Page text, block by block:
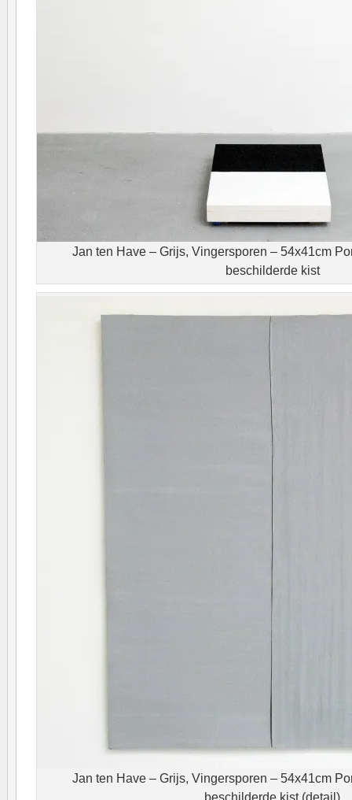
Jan ten Have – Grijs, Vingersporen – 54x41cm
beschilderde kist
Jan ten Have – Grijs, Vingersporen – 54x41cm
beschilderde kist (detail)